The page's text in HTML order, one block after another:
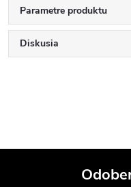
Parametre produktu
Diskusia